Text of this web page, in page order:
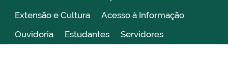
Extensão e Cultura
Acesso à Informação
Ouvidoria
Estudantes Servidores